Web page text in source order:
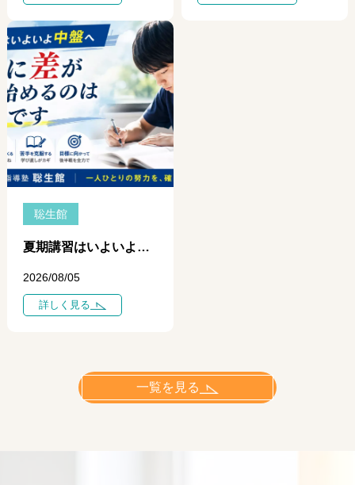
聡生館
夏期講習はいよいよ中盤へ ― 学力に差がつき始めるのは「今」です ―
2026/08/05
詳しく見る
一覧を見る